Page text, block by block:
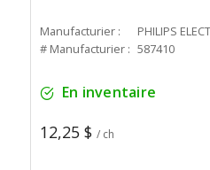
Manufacturier :
PHILIPS
# Manufacturier : 587410
En inventaire
12,25 $ / ch